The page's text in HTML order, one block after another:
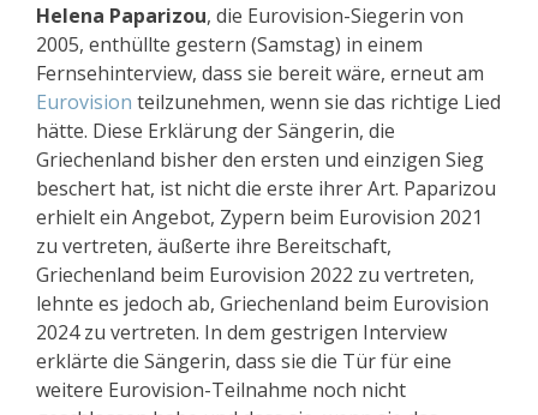
Helena Paparizou, die Eurovision-Siegerin von
2005, enthüllte gestern (Samstag) in einem
Fernsehinterview, dass sie bereit wäre, erneut am
Eurovision teilzunehmen, wenn sie das richtige Lied
hätte. Diese Erklärung der Sängerin, die
Griechenland bisher den ersten und einzigen Sieg
beschert hat, ist nicht die erste ihrer Art. Paparizou
erhielt ein Angebot, Zypern beim Eurovision 2021
zu vertreten, äußerte ihre Bereitschaft,
Griechenland beim Eurovision 2022 zu vertreten,
lehnte es jedoch ab, Griechenland beim Eurovision
2024 zu vertreten. In dem gestrigen Interview
erklärte die Sängerin, dass sie die Tür für eine
weitere Eurovision-Teilnahme noch nicht